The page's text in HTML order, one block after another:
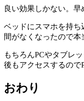
良い効果しかない。早
ベッドにスマホを持
間がなくなったので
もちろんPCやタブレ
後もアクセスするので
おわり